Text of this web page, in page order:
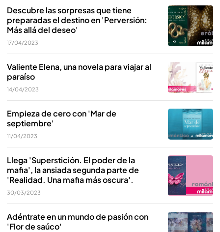
Descubre las sorpresas que tiene
preparadas el destino en 'Perversión:
Más allá del deseo'
17/04/2023
Valiente Elena, una novela para viajar al
paraíso
14/04/2023
Empieza de cero con 'Mar de
septiembre'
11/04/2023
Llega 'Superstición. El poder de la
mafia', la ansiada segunda parte de
'Realidad. Una mafia más oscura'.
30/03/2023
Adéntrate en un mundo de pasión con
'Flor de saúco'